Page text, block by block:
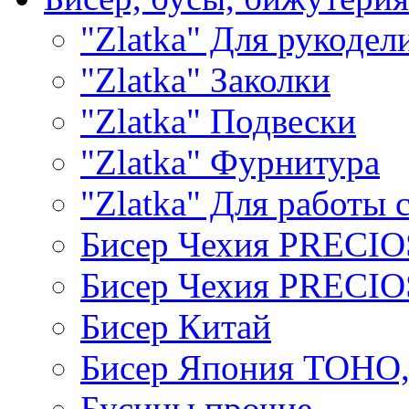
"Zlatka" Для
"Zlatka" Заколки
"Zlatka" Подвески
"Zlatka" Фурнитура
"Zlatka" Для работы
Бисер Чехия
Бисер Чехия
Бисер Китай
Бисер Япония